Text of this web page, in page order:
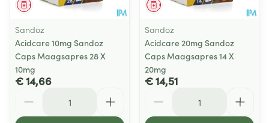
Geneesmiddel
Sandoz
Acidcare 10mg Sandoz
Caps Maagsapres 28 X
10mg
€ 14,66
Geneesmiddel
Sandoz
Acidcare 20mg Sandoz
Caps Maagsapres 14 X
20mg
€ 14,51